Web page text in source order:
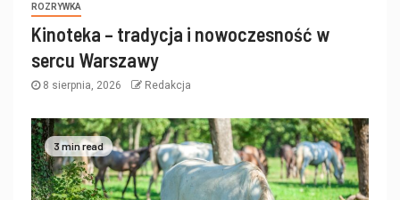
ROZRYWKA
Kinoteka – tradycja i nowoczesność w
sercu Warszawy
8 sierpnia, 2026 Redakcja
3 min read